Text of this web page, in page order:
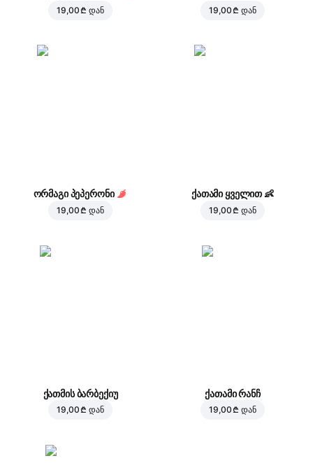
19,00 ₾ დან 19,00 ₾ დან
ორმაგი პეპერონი
19,00 ₾ დან
ქათამი ყველით👶
19,00 ₾ დან
ქათმის ბარბექიუ
19,00 ₾ დან
ქათამი რანჩ
19,00 ₾ დან